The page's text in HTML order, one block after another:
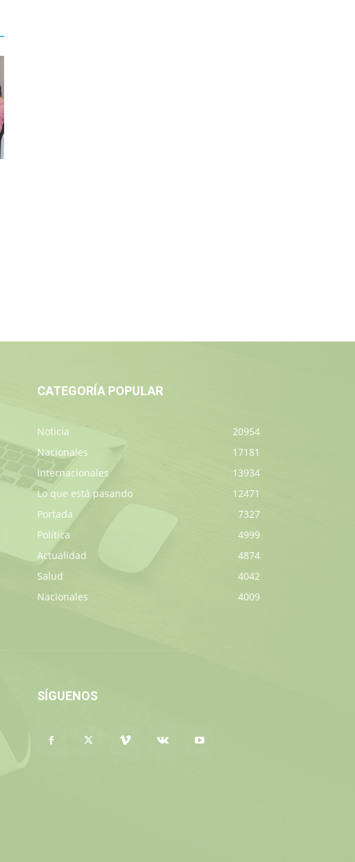
CATEGORÍA POPULAR
Noticia
20954
Nacionales
17181
Internacionales
13934
Lo que está pasando
12471
Portada
7327
Política
4999
Actualidad
4874
Salud
4042
Nacionales
4009
SÍGUENOS